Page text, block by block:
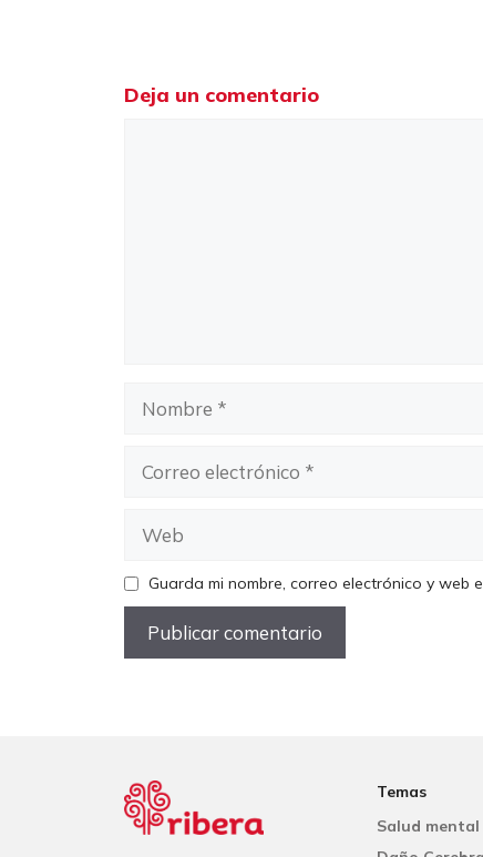
Deja un comentario
electrónico
Guarda mi nombre, correo electrónico y web
Temas
Salud mental